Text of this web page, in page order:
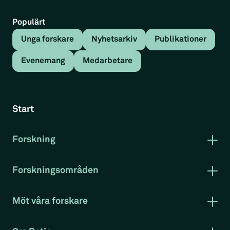
Populärt
Unga forskare Nyhetsarkiv Publikationer
Evenemang Medarbetare
Start
Forskning
Rapportserie arbetsmarknad
Forskningsområden
Konkurrenskraft
Möt våra forskare
Näringslivets
forskningsinstitut
forskningsinstitut som forskar om
företagandets villkor.
Publikationer i urval